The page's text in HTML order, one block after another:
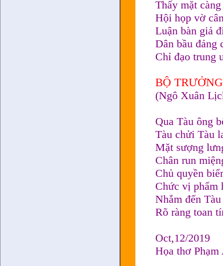
Thấy mặt
Hội họp vờ
Luận bàn giả
Dân bầu đảng
Chỉ đạo trung
BỘ
(Ngô Xuân
Qua Tàu ông
Tàu chửi Tàu
Mặt sượng
Chân run
Chủ quyền
Chức vị phẩm
Nhắm đến
Rõ ràng toan
Oct,12/2019
Họa thơ Phạm